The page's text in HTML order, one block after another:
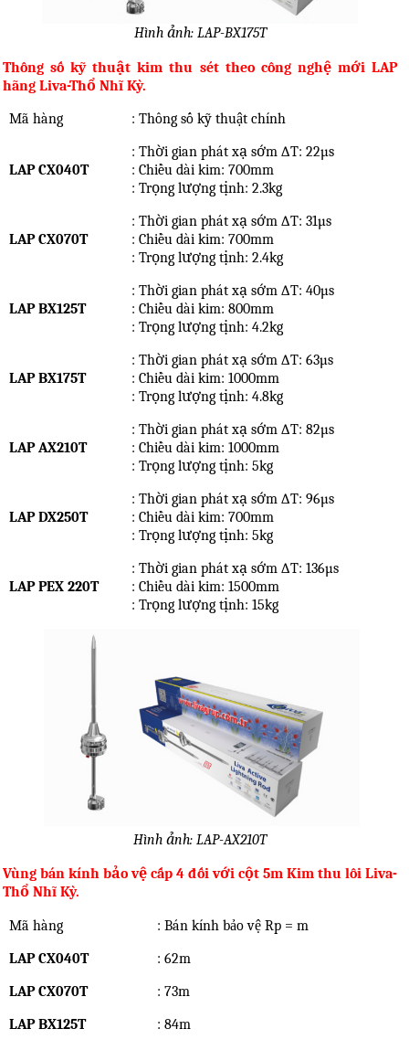
Hình ảnh: LAP-BX175T
Thông số kỹ thuật kim thu sét theo công nghệ mới LAP
hãng Liva-Thổ Nhĩ Kỳ.
Mã hàng : Thông số kỹ thuật chính
LAP CX040T
: Thời gian phát xạ sớm ∆T: 22µs
: Chiều dài kim: 700mm
: Trọng lượng tịnh: 2.3kg
LAP CX070T
: Thời gian phát xạ sớm ∆T: 31µs
: Chiều dài kim: 700mm
: Trọng lượng tịnh: 2.4kg
LAP BX125T
: Thời gian phát xạ sớm ∆T: 40µs
: Chiều dài kim: 800mm
: Trọng lượng tịnh: 4.2kg
LAP BX175T
: Thời gian phát xạ sớm ∆T: 63µs
: Chiều dài kim: 1000mm
: Trọng lượng tịnh: 4.8kg
LAP AX210T
: Thời gian phát xạ sớm ∆T: 82µs
: Chiều dài kim: 1000mm
: Trọng lượng tịnh: 5kg
LAP DX250T
: Thời gian phát xạ sớm ∆T: 96µs
: Chiều dài kim: 700mm
: Trọng lượng tịnh: 5kg
LAP PEX 220T
: Thời gian phát xạ sớm ∆T: 136µs
: Chiều dài kim: 1500mm
: Trọng lượng tịnh: 15kg
Hình ảnh: LAP-AX210T
Vùng bán kính bảo vệ cấp 4 đối với cột 5m Kim thu lôi Liva-
Thổ Nhĩ Kỳ.
Mã hàng
: Bán kính bảo vệ Rp = m
LAP CX040T
: 62m
LAP CX070T
: 73m
LAP BX125T
: 84m